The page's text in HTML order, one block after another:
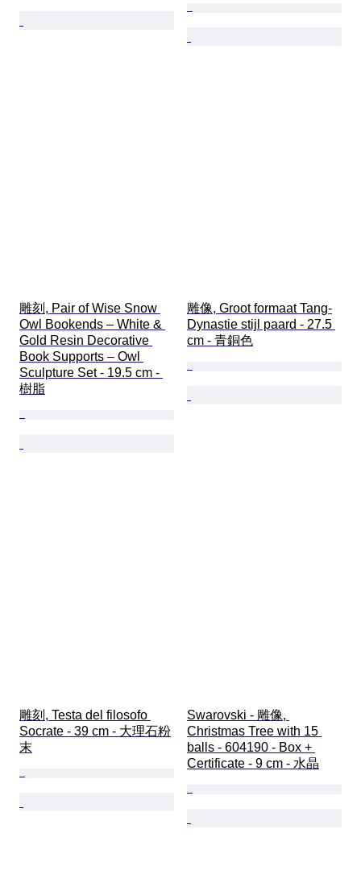
雕刻, Pair of Wise Snow
Owl Bookends – White &
Gold Resin Decorative
Book Supports – Owl
Sculpture Set - 19.5 cm -
樹脂
雕像, Groot formaat Tang-
Dynastie stijl paard - 27.5
cm - 青銅色
雕刻, Testa del filosofo
Socrate - 39 cm - 大理石粉
末
Swarovski - 雕像,
Christmas Tree with 15
balls - 604190 - Box +
Certificate - 9 cm - 水晶